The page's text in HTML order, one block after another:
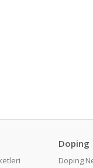
Doping
Doping